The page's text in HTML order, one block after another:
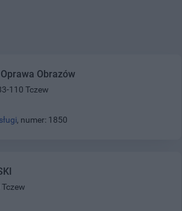
Obrazów
110 Tczew
, numer: 1850